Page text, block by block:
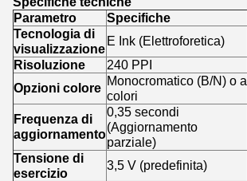
Parametro
Specifiche
Tecnologia di
visualizzazione
E Ink (Elettroforetica)
Risoluzione
240 PPI
Opzioni colore Monocromatico (B/N) o a
colori
Frequenza di
aggiornamento
0,35 secondi
(Aggiornamento
parziale)
Tensione di
esercizio
3,5 V (predefinita)